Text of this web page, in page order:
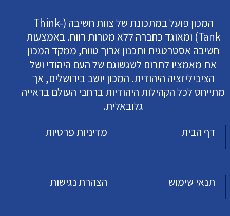
המכון פועל במתכונת של צוות חשיבה (Think-
Tank) ומאוגד כחברה ללא מטרות רווח. באמצעות
חשיבה אסטרטגית ותכנון ארוך טווח, ממקד המכון
את מאמציו לתרום לשגשוגם של העם היהודי ושל
הציביליזציה היהודית. המכון יושב בירושלים, אך
מתייחס לכל הקהילות היהודיות ברחבי העולם בראייה
גלובאלית.
דף הבית
מדיניות פרטיות
תנאי שימוש הצהרת נגישות